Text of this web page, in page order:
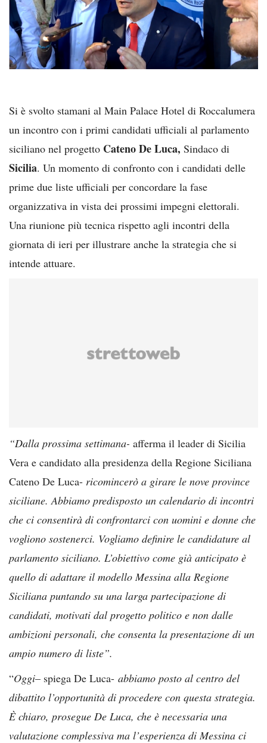
Si è svolto stamani al Main Palace Hotel di Roccalumera
un incontro con i primi candidati ufficiali al parlamento
siciliano nel progetto Cateno De Luca, Sindaco di
Sicilia. Un momento di confronto con i candidati delle
prime due liste ufficiali per concordare la fase
organizzativa in vista dei prossimi impegni elettorali.
Una riunione più tecnica rispetto agli incontri della
giornata di ieri per illustrare anche la strategia che si
intende attuare.
“Dalla prossima settimana- afferma il leader di Sicilia
Vera e candidato alla presidenza della Regione Siciliana
Cateno De Luca- ricomincerò a girare le nove province
siciliane. Abbiamo predisposto un calendario di incontri
che ci consentirà di confrontarci con uomini e donne che
vogliono sostenerci. Vogliamo definire le candidature al
parlamento siciliano. L’obiettivo come già anticipato è
quello di adattare il modello Messina alla Regione
Siciliana puntando su una larga partecipazione di
candidati, motivati dal progetto politico e non dalle
ambizioni personali, che consenta la presentazione di un
ampio numero di liste”.
“Oggi– spiega De Luca- abbiamo posto al centro del
dibattito l’opportunità di procedere con questa strategia.
È chiaro, prosegue De Luca, che è necessaria una
valutazione complessiva ma l’esperienza di Messina ci